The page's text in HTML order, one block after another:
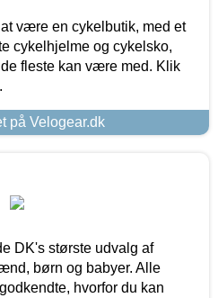
være en cykelbutik, med et
cykelhjelme og cykelsko,
fleste kan være med. Klik
på Velogear.dk
DK's største udvalg af
børn og babyer. Alle
hvorfor du kan